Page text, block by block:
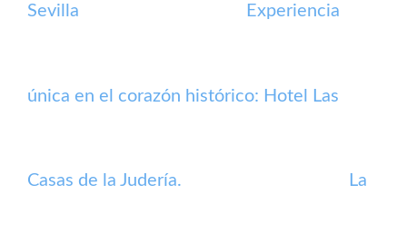
Sevilla Experiencia
única en el corazón histórico: Hotel Las
Casas de la Judería. La